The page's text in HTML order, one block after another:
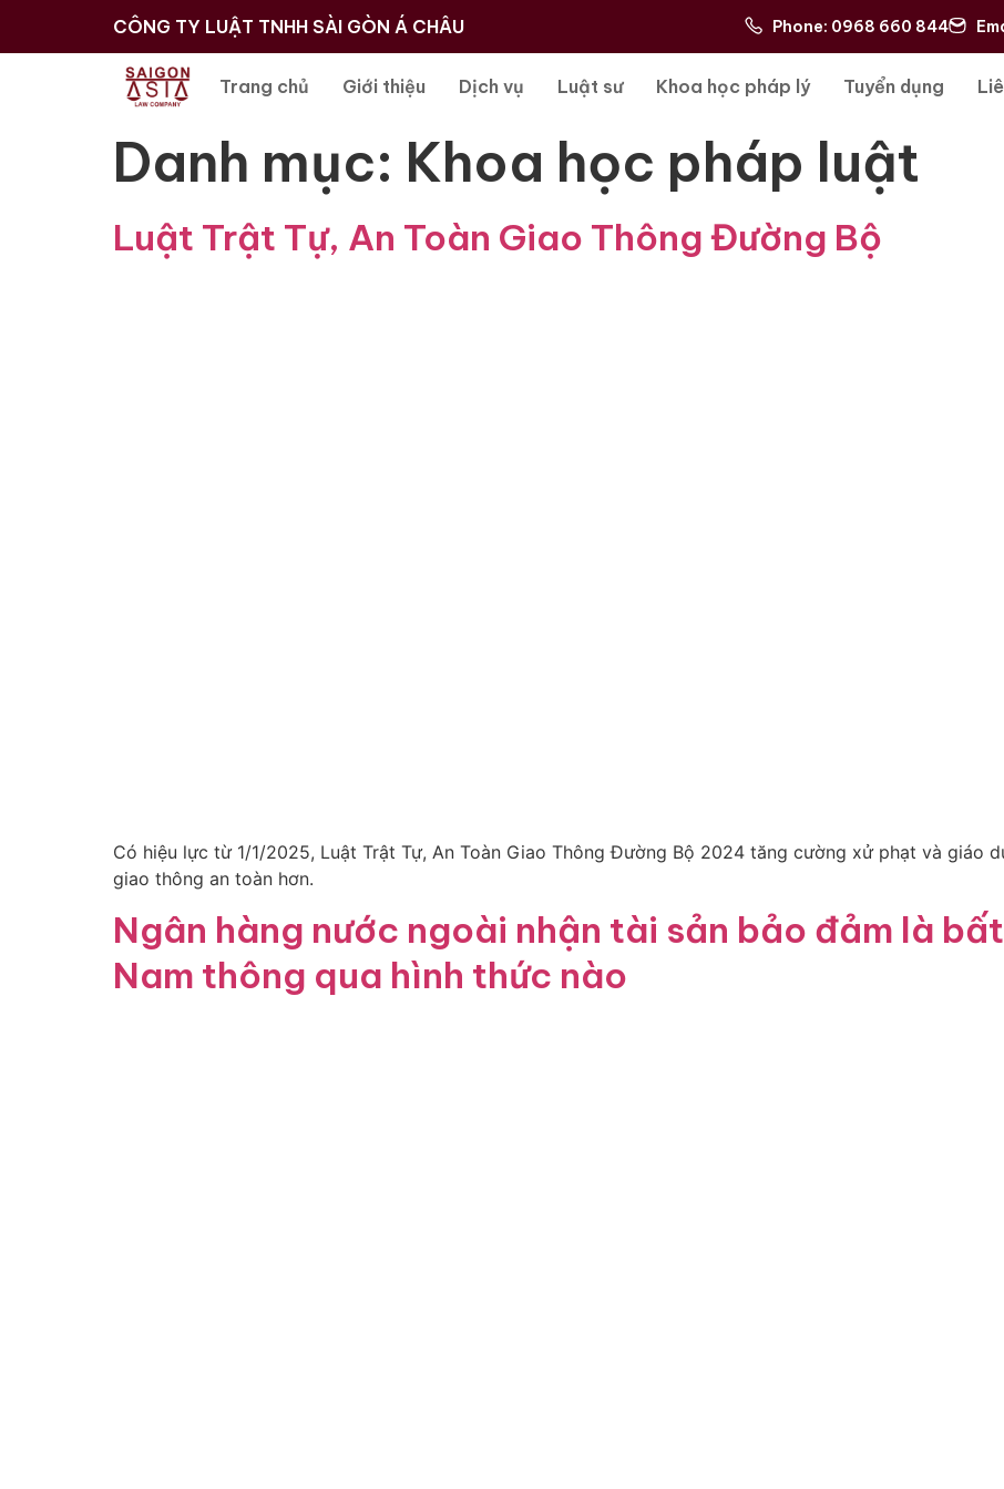
CÔNG TY LUẬT TNHH SÀI GÒN Á CHÂU Phone: 0968 660 844
Trang chủ Giới thiệu Dịch vụ Luật sư Khoa học pháp lý Tuyển dụng
Danh mục: Khoa học pháp luật
Luật Trật Tự, An Toàn Giao Thông Đường Bộ
Có hiệu lực từ 1/1/2025, Luật Trật Tự, An Toàn Giao Thông Đường Bộ 2024 tăng cường xử phạt và giáo
giao thông an toàn hơn.
Ngân hàng nước ngoài nhận tài sản bảo đảm là
Nam thông qua hình thức nào